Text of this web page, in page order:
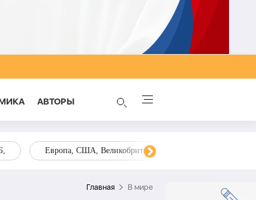
AВТОРЫ
Европа, США, Великобритания, Украина, Запад,
Главная В мире